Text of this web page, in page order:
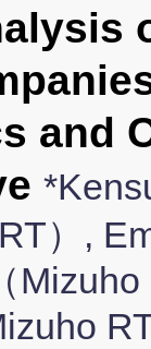
and
）,